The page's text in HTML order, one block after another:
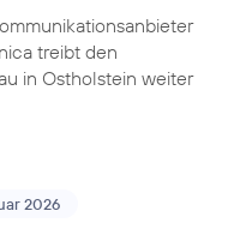
treibt den
in Ostholstein weiter
2026